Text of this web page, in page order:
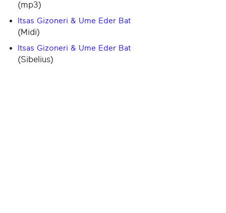
(mp3)
Itsas Gizoneri & Ume Eder Bat
(Midi)
Itsas Gizoneri & Ume Eder Bat
(Sibelius)